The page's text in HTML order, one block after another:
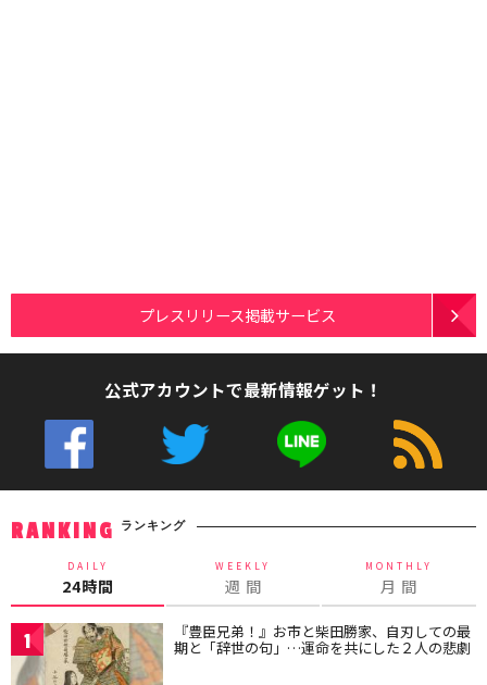
プレスリリース掲載サービス
公式アカウントで最新情報ゲット！
RANKING ランキング
DAILY
24時間
WEEKLY
週 間
MONTHLY
月 間
1 『豊臣兄弟！』お市と柴田勝家、自刃しての最
期と「辞世の句」…運命を共にした２人の悲劇